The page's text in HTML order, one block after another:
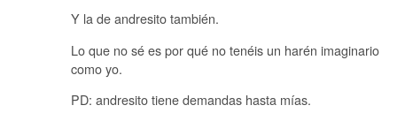
Y la de andresito también.
Lo que no sé es por qué no tenéis un harén imaginario
como yo.
PD: andresito tiene demandas hasta mías.